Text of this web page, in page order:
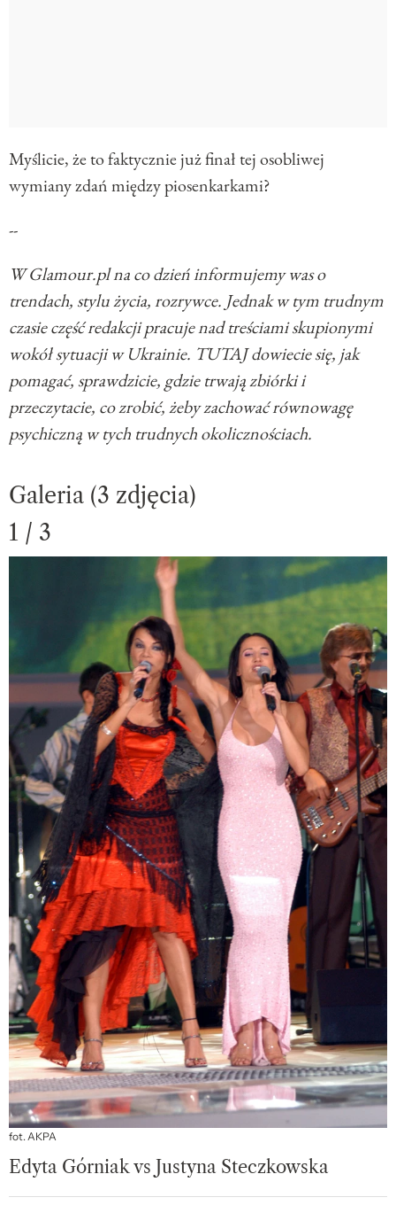
Myślicie, że to faktycznie już finał tej osobliwej
wymiany zdań między piosenkarkami?
--
W Glamour.pl na co dzień informujemy was o
trendach, stylu życia, rozrywce. Jednak w tym trudnym
czasie część redakcji pracuje nad treściami skupionymi
wokół sytuacji w Ukrainie. TUTAJ dowiecie się, jak
pomagać, sprawdzicie, gdzie trwają zbiórki i
przeczytacie, co zrobić, żeby zachować równowagę
psychiczną w tych trudnych okolicznościach.
Galeria (3 zdjęcia)
1 / 3
fot. AKPA
Edyta Górniak vs Justyna Steczkowska